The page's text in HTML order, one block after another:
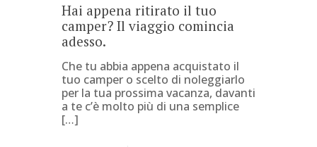
Hai appena ritirato il tuo
camper? Il viaggio comincia
adesso.
Che tu abbia appena acquistato il
tuo camper o scelto di noleggiarlo
per la tua prossima vacanza, davanti
a te c’è molto più di una semplice
[…]